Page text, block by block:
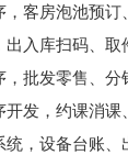
，批发零售、